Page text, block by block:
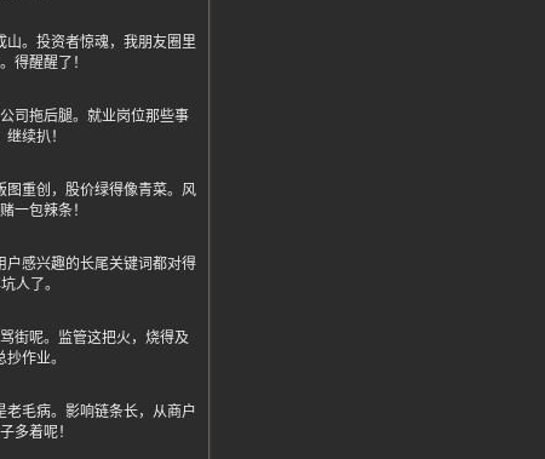
。投资者惊魂，我朋友圈里
得醒醒了！
司拖后腿。就业岗位那些事
续扒！
图重创，股价绿得像青菜。风
一包辣条！
户感兴趣的长尾关键词都对得
人了。
街呢。监管这把火，烧得及
作业。
毛病。影响链条长，从商户
多着呢！